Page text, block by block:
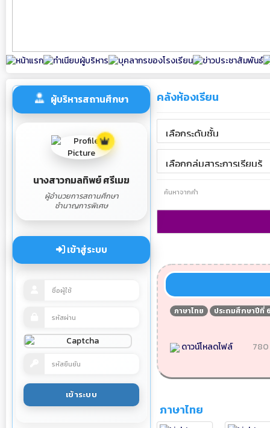
ผู้บริหารสถานศึกษา
นางสาวกมลทิพย์ ศรีเมฆ
ผู้อำนวยการสถานศึกษา
ชำนาญการพิเศษ
เข้าสู่ระบบ
คลังห้องเรียน
ภาษาไทย ประถมศึกษาปีที่
ดาวน์โหลดไฟล์ 780
ภาษาไทย